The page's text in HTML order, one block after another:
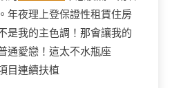
年夜理上登保證性租賃住房
是我的主色調！那會讓我的
通愛戀！這太不水瓶座
目連續扶植